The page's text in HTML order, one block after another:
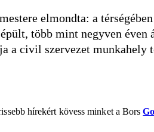
elmondta: a térségében
több mint negyven éven
a civil szervezet munkahely
hírekért kövess minket a Bors